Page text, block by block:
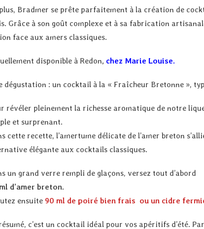
Bradmer se prête parfaitement à la création de
Grâce à son goût complexe et à sa fabrication
face aux amers classiques.
disponible à Redon, chez Marie Louise.
dégustation : un cocktail à la « Fraîcheur Bretonne »,
révéler pleinement la richesse aromatique de notre
et surprenant.
cette recette, l’amertume délicate de l’amer breton
élégante aux cocktails classiques.
un grand verre rempli de glaçons, versez tout d’abord
d’amer breton.
ensuite 90 ml de poiré bien frais ou un cidre
c’est un cocktail idéal pour vos apéritifs d’été.